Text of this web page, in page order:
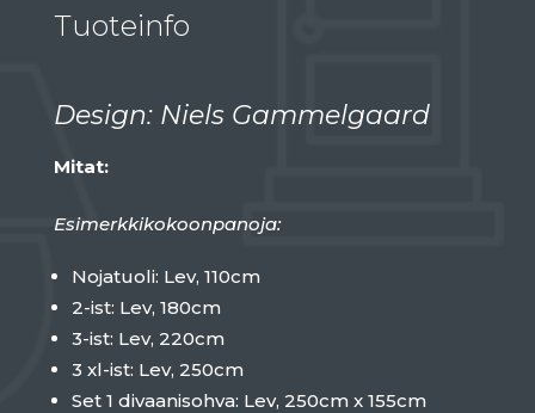
Tuoteinfo
Design: Niels Gammelgaard
Mitat:
Esimerkkikokoonpanoja:
Nojatuoli: Lev, 110cm
2-ist: Lev, 180cm
3-ist: Lev, 220cm
3 xl-ist: Lev, 250cm
Set 1 divaanisohva: Lev, 250cm x 155cm